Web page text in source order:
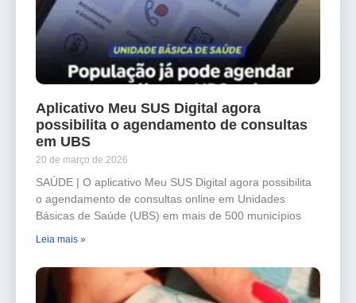
Aplicativo Meu SUS Digital agora
possibilita o agendamento de consultas
em UBS
20 de março de 2026
SAÚDE | O aplicativo Meu SUS Digital agora possibilita
o agendamento de consultas online em Unidades
Básicas de Saúde (UBS) em mais de 500 municípios
Leia mais »